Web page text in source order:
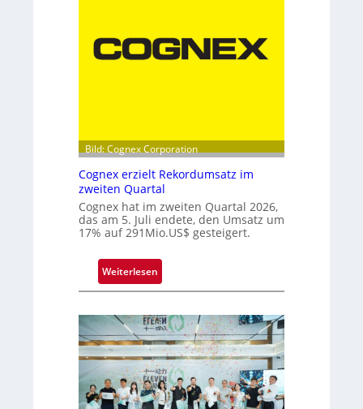
p
e
t
z
e
b
e
i
F
r
a
n
h
o
f
e
Bild: Cognex Corporation
Cognex erzielt Rekordumsatz im
zweiten Quartal
Cognex hat im zweiten Quartal 2026,
das am 5. Juli endete, den Umsatz um
17% auf 291Mio.US$ gesteigert.
Weiterlesen:
C
g
n
e
x
e